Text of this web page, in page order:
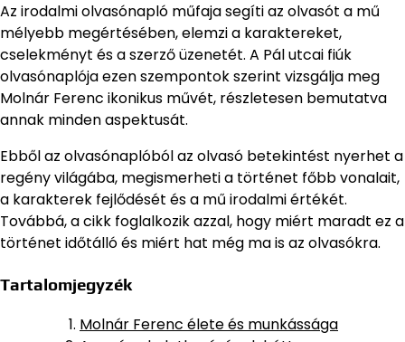
Az irodalmi olvasónapló műfaja segíti az olvasót a mű
mélyebb megértésében, elemzi a karaktereket,
cselekményt és a szerző üzenetét. A Pál utcai fiúk
olvasónaplója ezen szempontok szerint vizsgálja meg
Molnár Ferenc ikonikus művét, részletesen bemutatva
annak minden aspektusát.
Ebből az olvasónaplóból az olvasó betekintést nyerhet a
regény világába, megismerheti a történet főbb vonalait,
a karakterek fejlődését és a mű irodalmi értékét.
Továbbá, a cikk foglalkozik azzal, hogy miért maradt ez a
történet időtálló és miért hat még ma is az olvasókra.
Tartalomjegyzék
Molnár Ferenc élete és munkássága